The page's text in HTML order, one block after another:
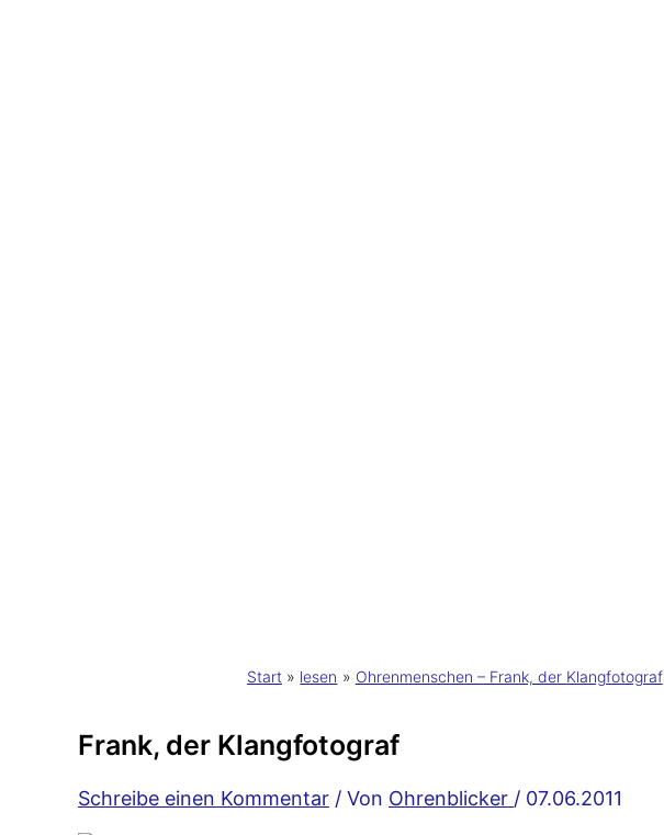
Start lesen Ohrenmenschen – Frank, der Klangfotograf
Frank, der Klangfotograf
Schreibe einen Kommentar / Von Ohrenblicker / 07.06.2011